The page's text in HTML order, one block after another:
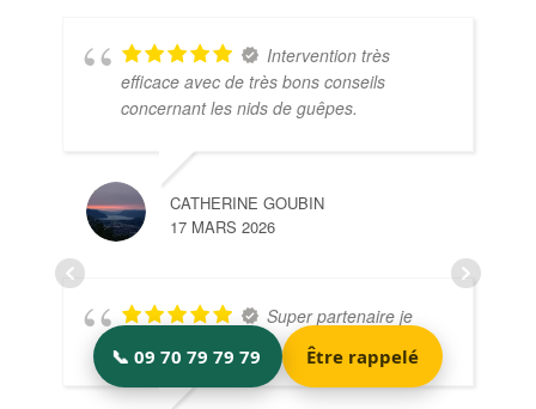
Intervention très
efficace avec de très bons conseils
concernant les nids de guêpes.
CATHERINE GOUBIN
17 MARS 2026
Super partenaire je